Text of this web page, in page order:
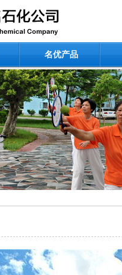
名优产品